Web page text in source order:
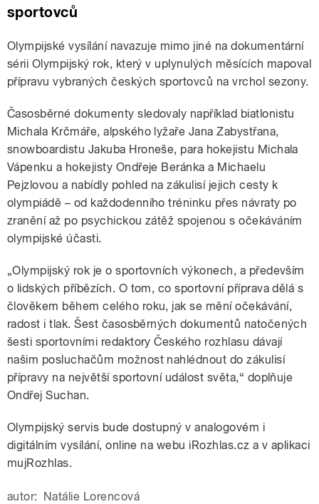
sportovců
Olympijské vysílání navazuje mimo jiné na dokumentární
sérii Olympijský rok, který v uplynulých měsících mapoval
přípravu vybraných českých sportovců na vrchol sezony.
Časosběrné dokumenty sledovaly například biatlonistu
Michala Krčmáře, alpského lyžaře Jana Zabystřana,
snowboardistu Jakuba Hroneše, para hokejistu Michala
Vápenku a hokejisty Ondřeje Beránka a Michaelu
Pejzlovou a nabídly pohled na zákulisí jejich cesty k
olympiádě – od každodenního tréninku přes návraty po
zranění až po psychickou zátěž spojenou s očekáváním
olympijské účasti.
„Olympijský rok je o sportovních výkonech, a především
o lidských příbězích. O tom, co sportovní příprava dělá s
člověkem během celého roku, jak se mění očekávání,
radost i tlak. Šest časosběrných dokumentů natočených
šesti sportovními redaktory Českého rozhlasu dávají
našim posluchačům možnost nahlédnout do zákulisí
přípravy na největší sportovní událost světa,“ doplňuje
Ondřej Suchan.
Olympijský servis bude dostupný v analogovém i
digitálním vysílání, online na webu iRozhlas.cz a v aplikaci
mujRozhlas.
autor: Natálie Lorencová